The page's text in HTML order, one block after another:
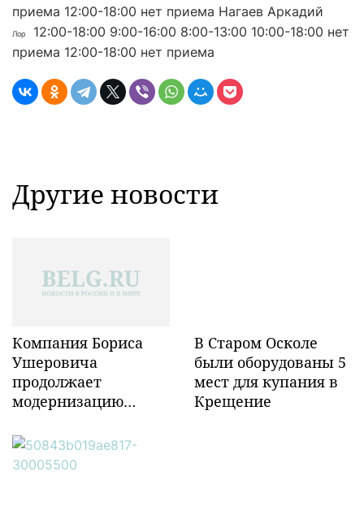
приема 12:00-18:00 нет приема Нагаев Аркадий
Лор
12:00-18:00 9:00-16:00 8:00-13:00 10:00-18:00 нет
приема 12:00-18:00 нет приема
Другие новости
Компания Бориса
Ушеровича
продолжает
модернизацию
инфраструктуры в
Забайкалье
В Старом Осколе
были оборудованы 5
мест для купания в
Крещение